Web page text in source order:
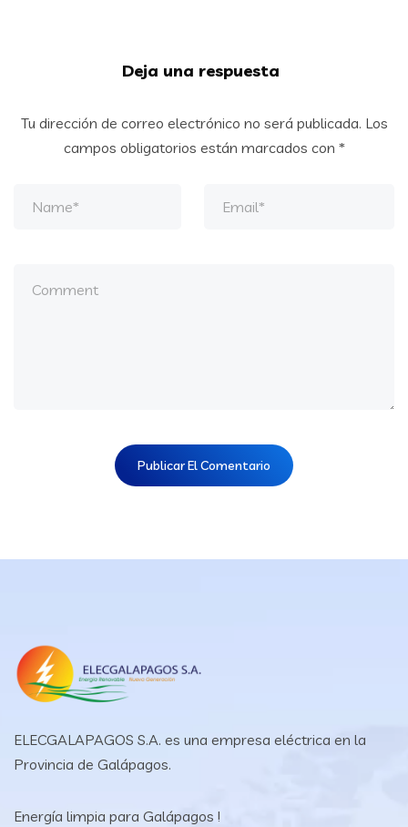
Deja una respuesta
Tu dirección de correo electrónico no será publicada. Los
campos obligatorios están marcados con *
ELECGALAPAGOS S.A. es una empresa eléctrica en la
Provincia de Galápagos.
Energía limpia para Galápagos !